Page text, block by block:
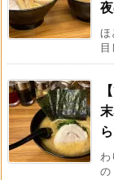
ほ
わ
の